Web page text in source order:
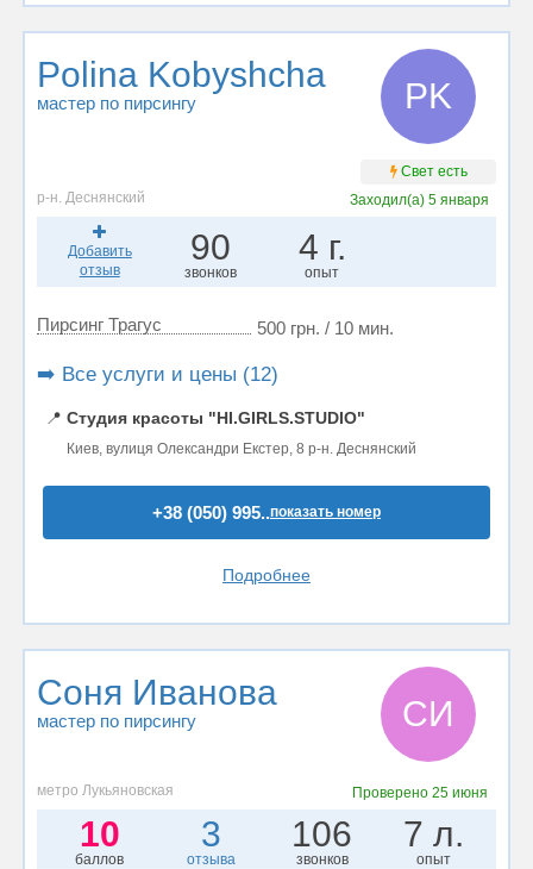
Polina Kobyshcha
мастер по пирсингу PK
Свет есть
р-н. Деснянский
Заходил(а)5 января
Добавить
отзыв
90
звонков
4 г.
опыт
Пирсинг Трагус 500 грн. / 10 мин.
➡️ Все услуги и цены (12)
📍 Студия красоты "HI.GIRLS.STUDIO"
Киев, вулиця Олександри Екстер, 8 р-н. Деснянский
+38 (050) 995..показать номер
Подробнее
Соня Иванова
мастер по пирсингу СИ
метро Лукьяновская Проверено 25 июня
10
баллов
3
отзыва
106
звонков
7 л.
опыт